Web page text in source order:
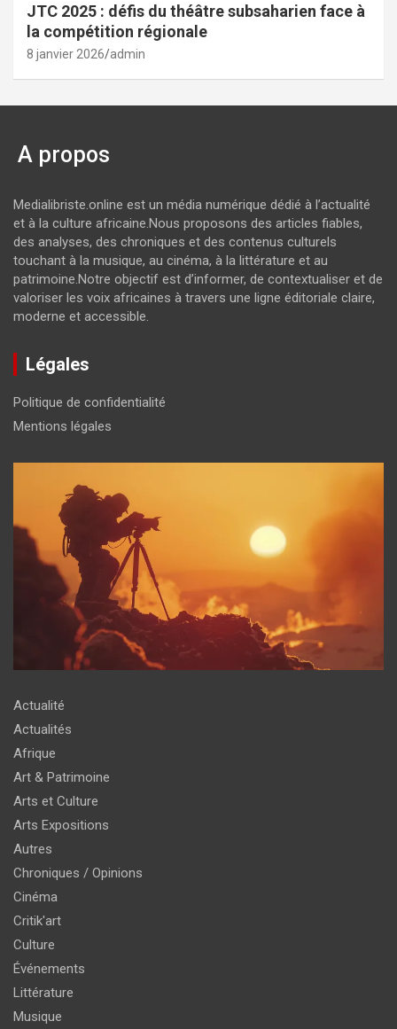
JTC 2025 : défis du théâtre subsaharien face à
la compétition régionale
8 janvier 2026 admin
A propos
Medialibriste.online est un média numérique dédié à l’actualité
et à la culture africaine.Nous proposons des articles fiables,
des analyses, des chroniques et des contenus culturels
touchant à la musique, au cinéma, à la littérature et au
patrimoine.Notre objectif est d’informer, de contextualiser et de
valoriser les voix africaines à travers une ligne éditoriale claire,
moderne et accessible.
Légales
Politique de confidentialité
Mentions légales
Actualité
Actualités
Afrique
Art & Patrimoine
Arts et Culture
Arts Expositions
Autres
Chroniques / Opinions
Cinéma
Critik'art
Culture
Événements
Littérature
Musique